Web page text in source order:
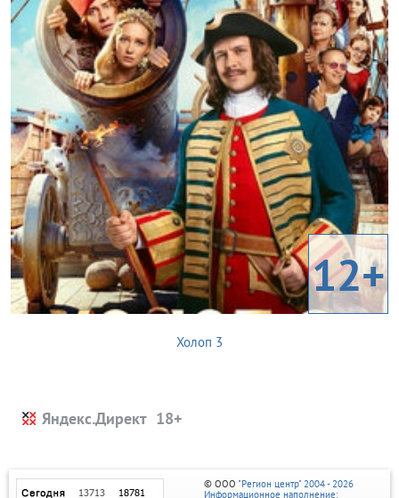
12+
Холоп 3
Яндекс.Директ
© ООО "Регион центр" 2004 - 2026
Информационное наполнение: